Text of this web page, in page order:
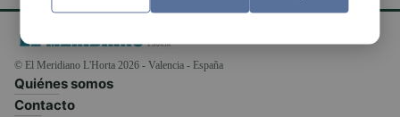
© El Meridiano L'Horta 2026 - Valencia - España
Quiénes somos
Contacto